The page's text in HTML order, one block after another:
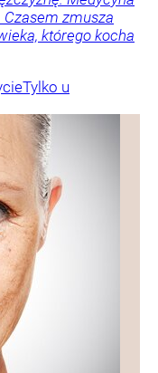
zmusza
którego kocha
Tylko u